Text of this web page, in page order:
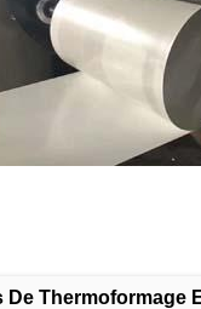
De Thermoformage